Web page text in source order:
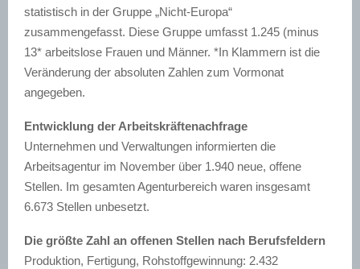
statistisch in der Gruppe „Nicht-Europa“
zusammengefasst. Diese Gruppe umfasst 1.245 (minus
13* arbeitslose Frauen und Männer. *In Klammern ist die
Veränderung der absoluten Zahlen zum Vormonat
angegeben.
Entwicklung der Arbeitskräftenachfrage
Unternehmen und Verwaltungen informierten die
Arbeitsagentur im November über 1.940 neue, offene
Stellen. Im gesamten Agenturbereich waren insgesamt
6.673 Stellen unbesetzt.
Die größte Zahl an offenen Stellen nach Berufsfeldern
Produktion, Fertigung, Rohstoffgewinnung: 2.432